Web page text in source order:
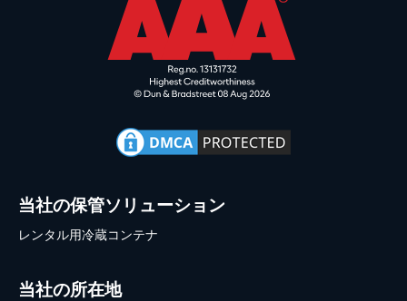
当社の保管ソリューション
レンタル用冷蔵コンテナ
当社の所在地